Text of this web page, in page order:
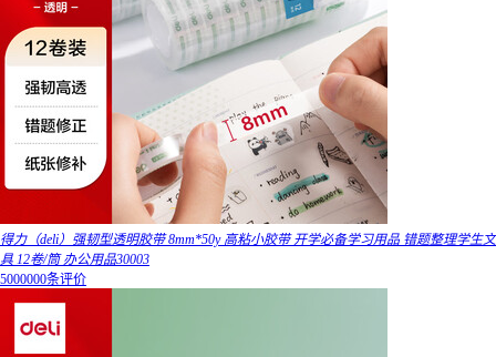
得力（deli）强韧型透明胶带 8mm*50y 高粘小胶带 开学必备学习用品 错题整理学生文
具 12卷/筒 办公用品30003
5000000条评价